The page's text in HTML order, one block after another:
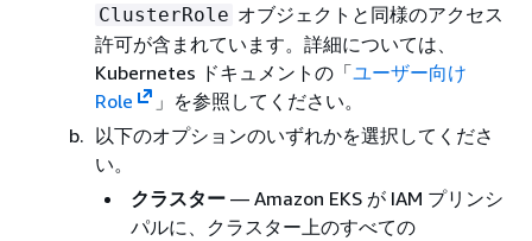
ClusterRole オブジェクトと同様のアクセス
許可が含まれています。詳細については、
Kubernetes ドキュメントの「ユーザー向け
Role
」を参照してください。
以下のオプションのいずれかを選択してくださ
い。
クラスター — Amazon EKS が IAM プリンシ
パルに、クラスター上のすべての